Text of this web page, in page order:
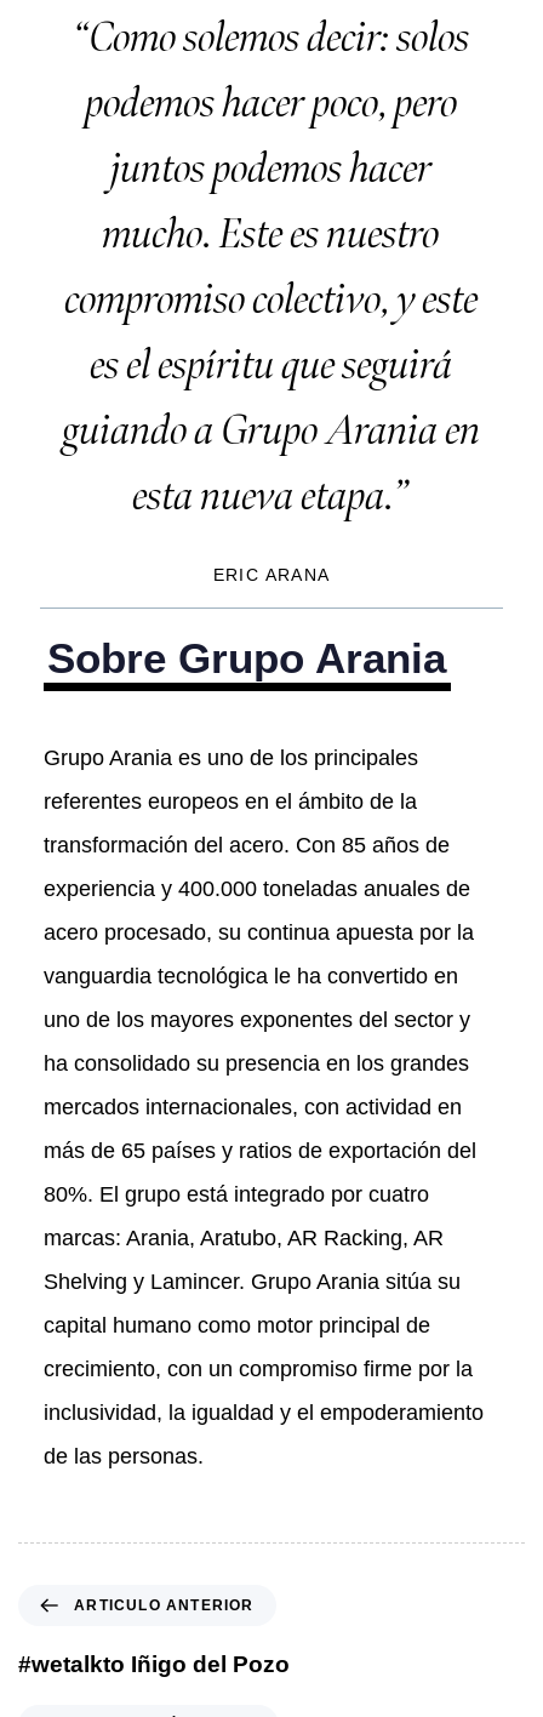
“Como solemos decir: solos
podemos hacer poco, pero
juntos podemos hacer
mucho. Este es nuestro
compromiso colectivo, y este
es el espíritu que seguirá
guiando a Grupo Arania en
esta nueva etapa.”
ERIC ARANA
Sobre Grupo Arania
Grupo Arania es uno de los principales
referentes europeos en el ámbito de la
transformación del acero. Con 85 años de
experiencia y 400.000 toneladas anuales de
acero procesado, su continua apuesta por la
vanguardia tecnológica le ha convertido en
uno de los mayores exponentes del sector y
ha consolidado su presencia en los grandes
mercados internacionales, con actividad en
más de 65 países y ratios de exportación del
80%. El grupo está integrado por cuatro
marcas: Arania, Aratubo, AR Racking, AR
Shelving y Lamincer. Grupo Arania sitúa su
capital humano como motor principal de
crecimiento, con un compromiso firme por la
inclusividad, la igualdad y el empoderamiento
de las personas.
t
i
ARTICULO ANTERIOR
#wetalkto Iñigo del Pozo